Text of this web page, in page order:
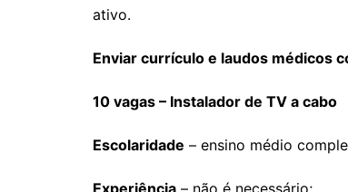
ativo.
Enviar currículo e laudos médicos
10 vagas – Instalador de TV a cabo
Escolaridade – ensino médio